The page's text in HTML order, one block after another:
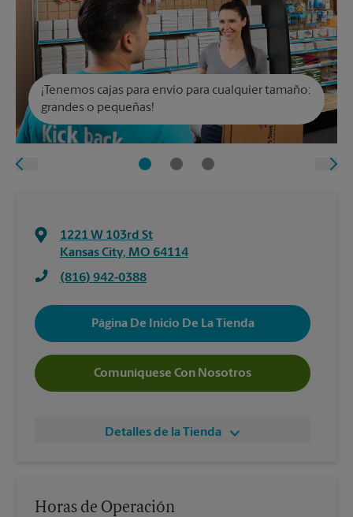
¡Tenemos cajas para envío para cualquier tamaño:
grandes o pequeñas!
1221 W 103rd St
Kansas City, MO 64114
(816) 942-0388
Página De Inicio De La Tienda
Comuníquese Con Nosotros
Detalles de la Tienda
Horas de Operación